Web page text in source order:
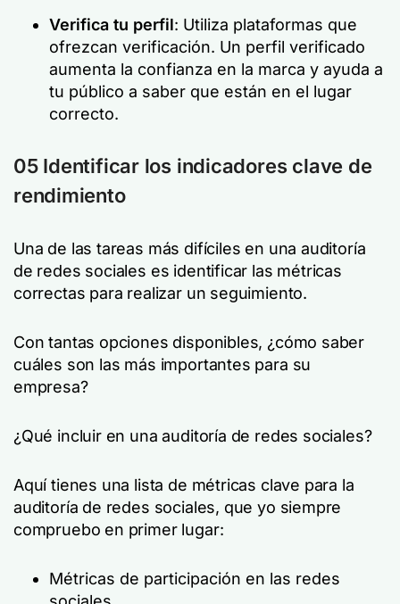
Verifica tu perfil: Utiliza plataformas que
ofrezcan verificación. Un perfil verificado
aumenta la confianza en la marca y ayuda a
tu público a saber que están en el lugar
correcto.
05 Identificar los indicadores clave de
rendimiento
Una de las tareas más difíciles en una auditoría
de redes sociales es identificar las métricas
correctas para realizar un seguimiento.
Con tantas opciones disponibles, ¿cómo saber
cuáles son las más importantes para su
empresa?
¿Qué incluir en una auditoría de redes sociales?
Aquí tienes una lista de métricas clave para la
auditoría de redes sociales, que yo siempre
compruebo en primer lugar:
Métricas de participación en las redes